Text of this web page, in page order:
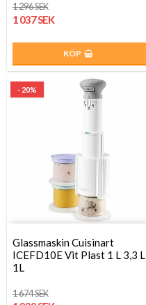
1 296 SEK
1 037 SEK
KÖP
- 20%
Glassmaskin Cuisinart
ICEFD10E Vit Plast 1 L 3,3 L
1L
1 674 SEK